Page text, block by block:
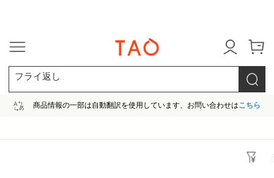
フライ返し
商品情報の一部は自動翻訳を使用しています、お問い合わせはこちら